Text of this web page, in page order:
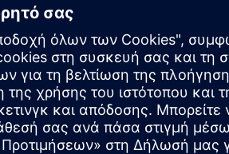
σε ένα προϊόν/λύση Siemens
ένα νέο προϊόν ή δημιουργεί
πελάτη μέσω της ενσωμάτωσης του
Xcelerator με το δικό του προϊόν